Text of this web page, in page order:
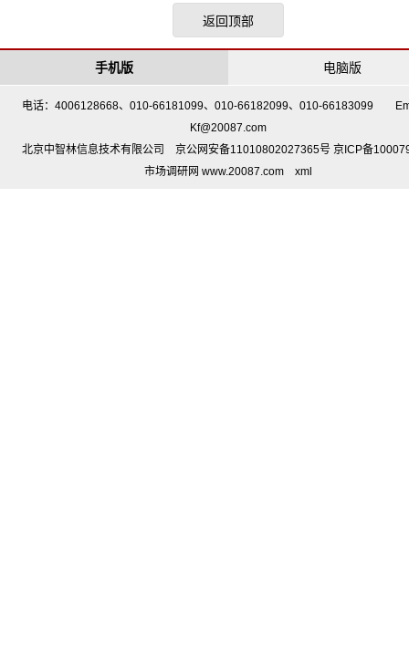
返回顶部
电脑版
手机版
电话：4006128668、010-66181099、010-66182099、010-66183099
Kf@20087.com
北京中智林信息技术有限公司 京公网安备11010802027365号 京ICP备
市场调研网 www.20087.com
xml